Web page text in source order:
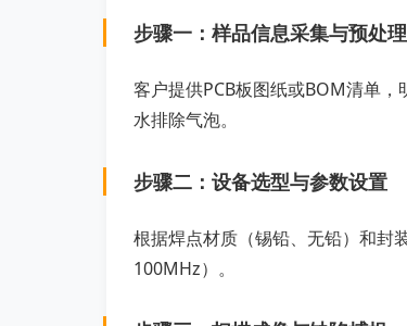
步骤一：样品信息采集与预处理
客户提供PCB板图纸或BOM清单
水排除气泡。
步骤二：设备选型与参数设置
根据焊点材质（锡铅、无铅）和封
100MHz）。